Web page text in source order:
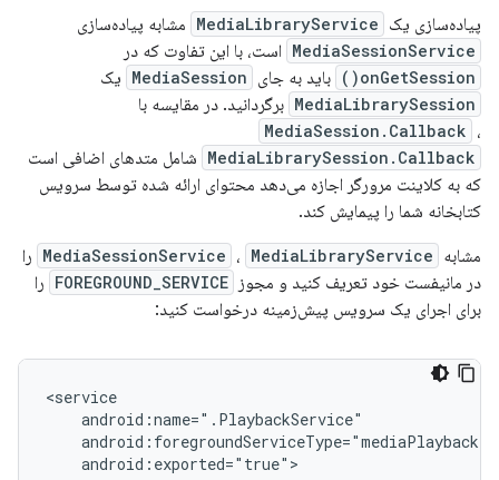
پیاده‌سازی یک MediaLibraryService مشابه پیاده‌سازی
MediaSessionService است، با این تفاوت که در
onGetSession() باید به جای MediaSession یک
MediaLibrarySession برگردانید. در مقایسه با
MediaSession.Callback ،
MediaLibrarySession.Callback شامل متدهای اضافی است
که به کلاینت مرورگر اجازه می‌دهد محتوای ارائه شده توسط سرویس
کتابخانه شما را پیمایش کند.
مشابه
MediaSessionService ، MediaLibraryService
را
در مانیفست خود تعریف کنید و مجوز FOREGROUND_SERVICE را
برای اجرای یک سرویس پیش‌زمینه درخواست کنید: